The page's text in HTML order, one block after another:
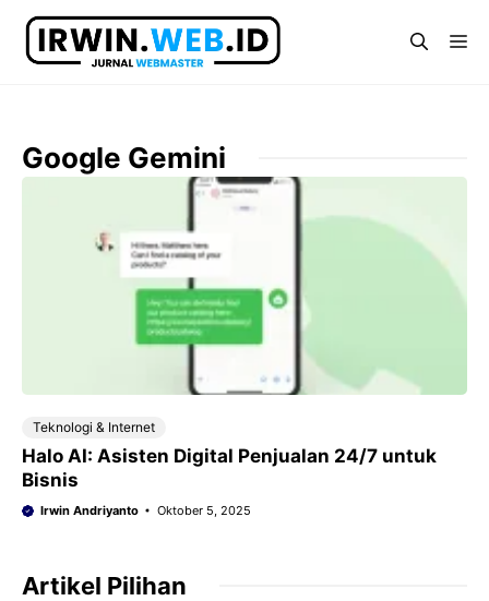
Langsung
Google Gemini
Teknologi & Internet
Halo AI: Asisten Digital Penjualan 24/7 untuk
Bisnis
Irwin Andriyanto Oktober 5, 2025
Artikel Pilihan